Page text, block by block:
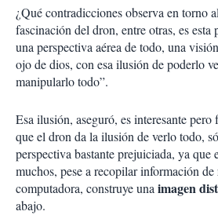
¿Qué contradicciones observa en torno
fascinación del dron, entre otras, es esta
una perspectiva aérea de todo, una
ojo de dios, con esa ilusión de poderlo
manipularlo todo”.
Esa ilusión, aseguró, es interesante pero
que el dron da la ilusión de verlo todo,
perspectiva bastante prejuiciada, ya que
muchos, pese a recopilar información
computadora, construye unaimagen
abajo.